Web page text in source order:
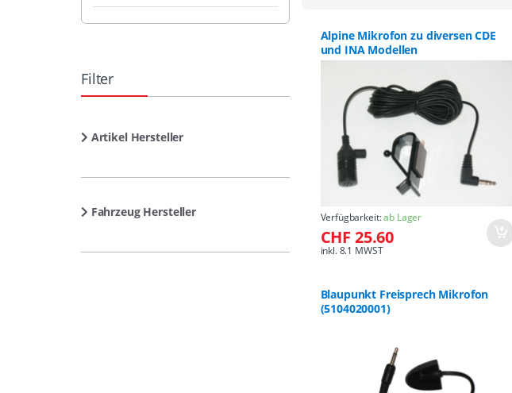
Filter
Artikel Hersteller
Fahrzeug Hersteller
Alpine Mikrofon zu diversen CDE
und INA Modellen
Verfügbarkeit:ab Lager
CHF 25.60
inkl. 8.1 MWST
Blaupunkt Freisprech Mikrofon
(5104020001)